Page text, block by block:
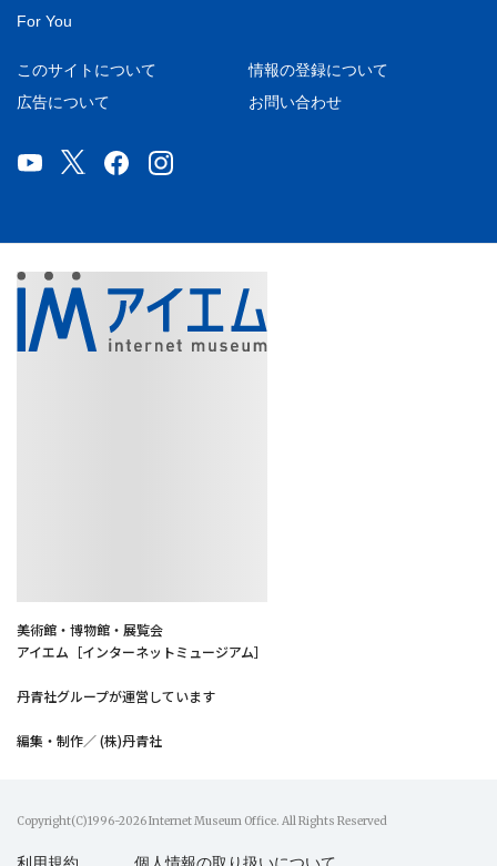
For You
このサイトについて
情報の登録について
広告について
お問い合わせ
美術館・博物館・展覧会
アイエム［インターネットミュージアム］
丹青社グループが運営しています
編集・制作／ (株)丹青社
Copyright(C)1996-2026 Internet Museum Office. All Rights Reserved